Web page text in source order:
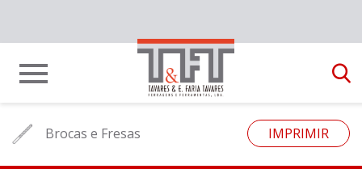
Brocas e Fresas IMPRIMIR